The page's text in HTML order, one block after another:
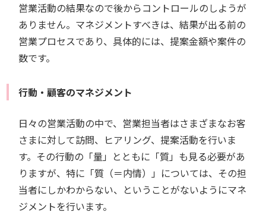
営業活動の結果なので後からコントロールのしようが
ありません。マネジメントすべきは、結果が出る前の
営業プロセスであり、具体的には、提案金額や案件の
数です。
行動・顧客のマネジメント
日々の営業活動の中で、営業担当者はさまざまなお客
さまに対して訪問、ヒアリング、提案活動を行いま
す。その行動の「量」とともに「質」も見る必要があ
りますが、特に「質（＝内情）」については、その担
当者にしかわからない、ということがないようにマネ
ジメントを行います。